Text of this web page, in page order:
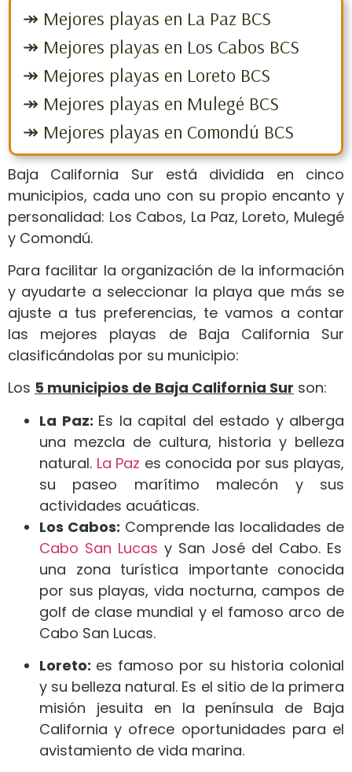
↠ Mejores playas en La Paz BCS
↠ Mejores playas en Los Cabos BCS
↠ Mejores playas en Loreto BCS
↠ Mejores playas en Mulegé BCS
↠ Mejores playas en Comondú BCS
Baja California Sur está dividida en cinco
municipios, cada uno con su propio encanto y
personalidad: Los Cabos, La Paz, Loreto, Mulegé
y Comondú.
Para facilitar la organización de la información
y ayudarte a seleccionar la playa que más se
ajuste a tus preferencias, te vamos a contar
las mejores playas de Baja California Sur
clasificándolas por su municipio:
Los 5 municipios de Baja California Sur son:
La Paz: Es la capital del estado y alberga
una mezcla de cultura, historia y belleza
natural. La Paz es conocida por sus playas,
su paseo marítimo malecón y sus
actividades acuáticas.
Los Cabos: Comprende las localidades de
Cabo San Lucas y San José del Cabo. Es
una zona turística importante conocida
por sus playas, vida nocturna, campos de
golf de clase mundial y el famoso arco de
Cabo San Lucas.
Loreto: es famoso por su historia colonial
y su belleza natural. Es el sitio de la primera
misión jesuita en la península de Baja
California y ofrece oportunidades para el
avistamiento de vida marina.